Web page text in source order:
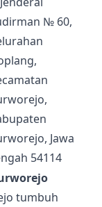
№ 60,
Jawa
54114
tumbuh